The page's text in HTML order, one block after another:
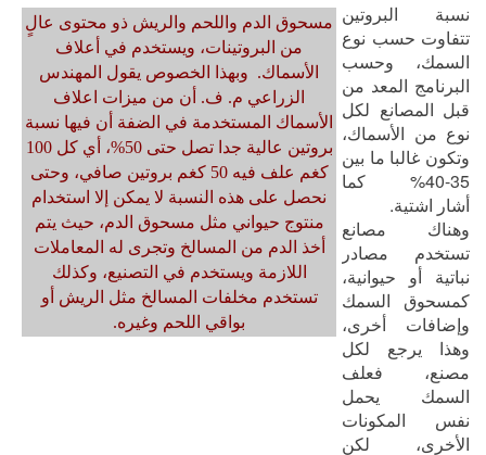
مسحوق الدم واللحم والريش ذو محتوى عالٍ
من البروتينات، ويستخدم في أعلاف
الأسماك. وبهذا الخصوص يقول المهندس
الزراعي م. ف. أن من ميزات اعلاف
الأسماك المستخدمة في الضفة أن فيها نسبة
بروتين عالية جدا تصل حتى 50%، أي كل 100
كغم علف فيه 50 كغم بروتين صافي، وحتى
نحصل على هذه النسبة لا يمكن إلا استخدام
منتوج حيواني مثل مسحوق الدم، حيث يتم
أخذ الدم من المسالخ وتجرى له المعاملات
اللازمة ويستخدم في التصنيع، وكذلك
تستخدم مخلفات المسالخ مثل الريش أو
بواقي اللحم وغيره.
نسبة البروتين
تتفاوت حسب نوع
السمك، وحسب
البرنامج المعد من
قبل المصانع لكل
نوع من الأسماك،
وتكون غالبا ما بين
35-40% كما
أشار اشتية.
وهناك مصانع
تستخدم مصادر
نباتية أو حيوانية،
كمسحوق السمك
وإضافات أخرى،
وهذا يرجع لكل
مصنع، فعلف
السمك يحمل
نفس المكونات
الأخرى، لكن